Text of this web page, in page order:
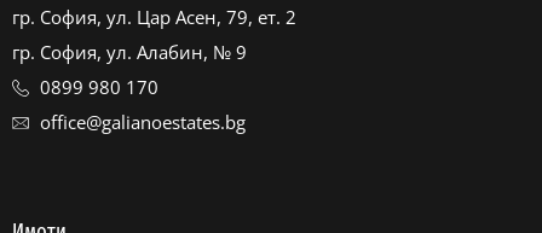
гр. София, ул. Цар Асен, 79, ет. 2
гр. София, ул. Алабин, № 9
0899 980 170
office@galianoestates.bg